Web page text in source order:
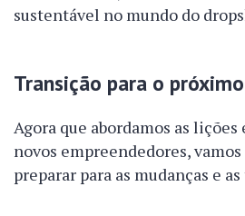
sustentável no mundo do
Transição para o
Agora que abordamos as lições
novos empreendedores,
preparar para as mudanças e